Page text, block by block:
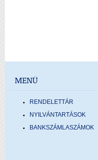
MENÜ
RENDELETTÁR
NYILVÁNTARTÁSOK
BANKSZÁMLASZÁMOK